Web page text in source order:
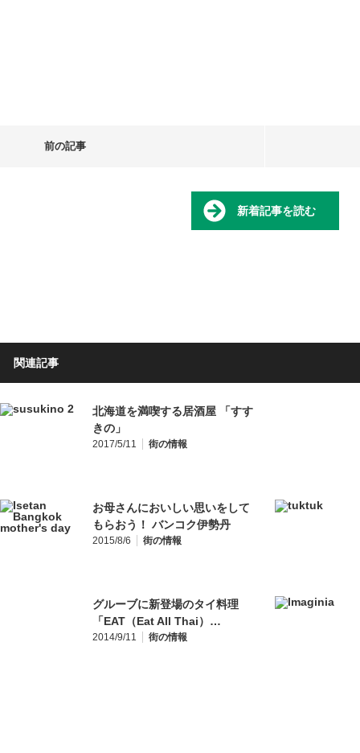
前の記事
新着記事を読む
関連記事
北海道を満喫する居酒屋 「すす
きの」
2017/5/11 街の情報
お母さんにおいしい思いをして
もらおう！ バンコク伊勢丹
2015/8/6 街の情報
グルーブに新登場のタイ料理
「EAT（Eat All Thai）…
2014/9/11 街の情報